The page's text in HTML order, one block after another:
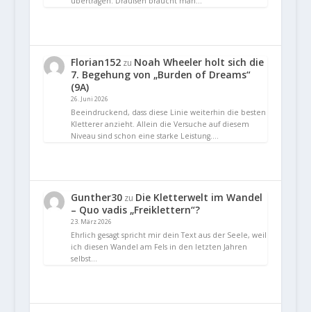
Florian152zu Noah Wheeler holt sich die
7. Begehung von „Burden of Dreams“
(9A)
26. Juni 2026
Beeindruckend, dass diese Linie weiterhin die besten
Kletterer anzieht. Allein die Versuche auf diesem
Niveau sind schon eine starke Leistung.…
Gunther30zu Die Kletterwelt im Wandel
– Quo vadis „Freiklettern“?
23. März 2026
Ehrlich gesagt spricht mir dein Text aus der Seele, weil
ich diesen Wandel am Fels in den letzten Jahren
selbst…